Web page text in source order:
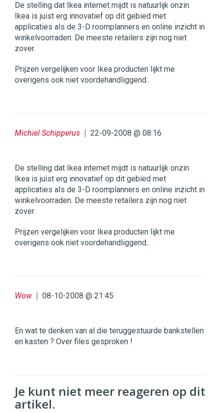
De stelling dat Ikea internet mijdt is natuurlijk onzin.
Ikea is juist erg innovatief op dit gebied met
applicaties als de 3-D roomplanners en online inzicht in
winkelvoorraden. De meeste retailers zijn nog niet
zover.
Prijzen vergelijken voor Ikea producten lijkt me
overigens ook niet voordehandliggend..
Michiel Schipperus 22-09-2008 @ 08:16
De stelling dat Ikea internet mijdt is natuurlijk onzin.
Ikea is juist erg innovatief op dit gebied met
applicaties als de 3-D roomplanners en online inzicht in
winkelvoorraden. De meeste retailers zijn nog niet
zover.
Prijzen vergelijken voor Ikea producten lijkt me
overigens ook niet voordehandliggend..
Wow 08-10-2008 @ 21:45
En wat te denken van al die teruggestuurde bankstellen
en kasten ? Over files gesproken !
Je kunt niet meer reageren op dit
artikel.